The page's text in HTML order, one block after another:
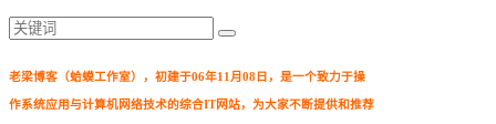
老梁博客（蛤蟆工作室），初建于06年11月08日，是一个致力于操
作系统应用与计算机网络技术的综合IT网站，为大家不断提供和推荐